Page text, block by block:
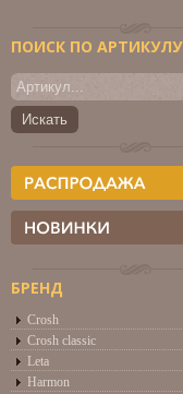
ПОИСК ПО АРТИКУЛУ
БРЕНД
Crosh
Crosh classic
Leta
Harmon